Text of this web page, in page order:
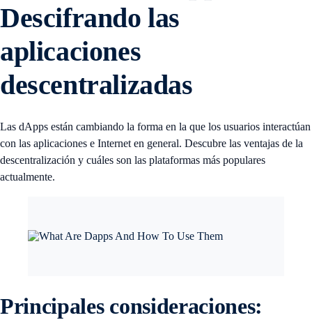
Descifrando las
aplicaciones
descentralizadas
Las dApps están cambiando la forma en la que los usuarios interactúan
con las aplicaciones e Internet en general. Descubre las ventajas de la
descentralización y cuáles son las plataformas más populares
actualmente.
Principales consideraciones: